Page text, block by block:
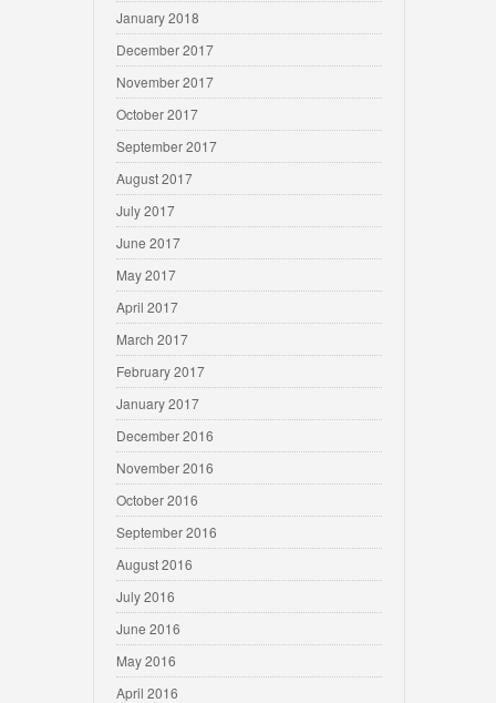
January 2018
December 2017
November 2017
October 2017
September 2017
August 2017
July 2017
June 2017
May 2017
April 2017
March 2017
February 2017
January 2017
December 2016
November 2016
October 2016
September 2016
August 2016
July 2016
June 2016
May 2016
April 2016